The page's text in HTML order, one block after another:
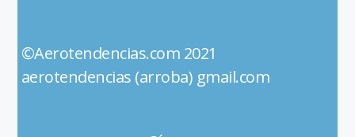
©Aerotendencias.com 2021
aerotendencias (arroba) gmail.com